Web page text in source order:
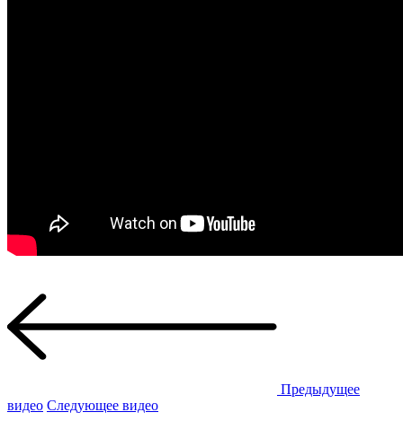
Предыдущее
видео Следующее видео